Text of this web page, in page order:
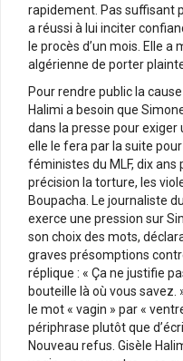
rapidement. Pas suffisant
a réussi à lui inciter
le procès d’un mois. Elle
algérienne de porter
Pour rendre public la
Halimi a besoin que
dans la presse pour
elle le fera par la suite
féministes du MLF, dix
précision la torture, les
Boupacha. Le journaliste
exerce une pression sur
son choix des mots,
graves présomptions
réplique : « Ça ne justifie
bouteille là où vous savez.
le mot « vagin » par «
périphrase plutôt que
Nouveau refus. Gisèle